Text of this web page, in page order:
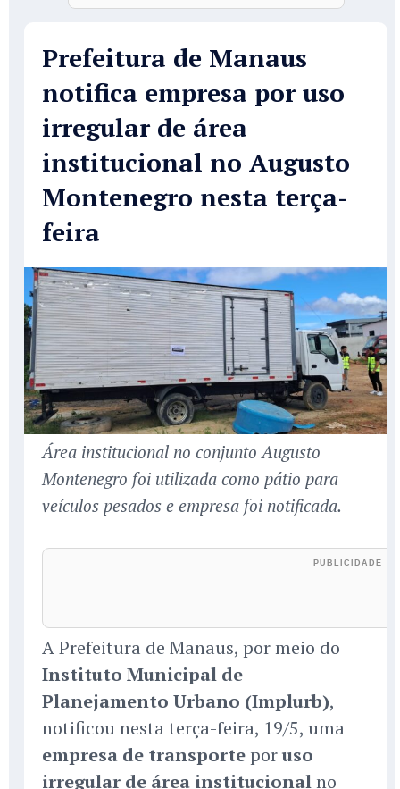
Prefeitura de Manaus
notifica empresa por uso
irregular de área
institucional no Augusto
Montenegro nesta terça-
feira
Área institucional no conjunto Augusto
Montenegro foi utilizada como pátio para
veículos pesados e empresa foi notificada.
A Prefeitura de Manaus, por meio do
Instituto Municipal de
Planejamento Urbano (Implurb),
notificou nesta terça-feira, 19/5, uma
empresa de transporte poruso
irregular de área institucionalno